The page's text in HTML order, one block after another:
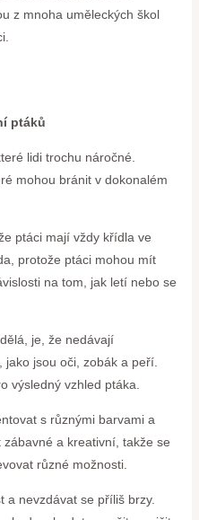
z mnoha uměleckých škol
ptáků
lidi trochu náročné.
mohou bránit v dokonalém
ptáci mají vždy křídla ve
protože ptáci mohou mít
na tom, jak letí nebo se
je, že nedávají
jsou oči, zobák a peří.
výsledný vzhled ptáka.
s různými barvami a
a kreativní, takže se
různé možnosti.
a nevzdávat se příliš brzy.